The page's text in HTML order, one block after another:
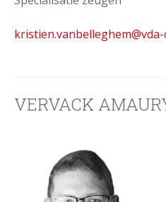
kristien.vanbelleghem
VERVACK